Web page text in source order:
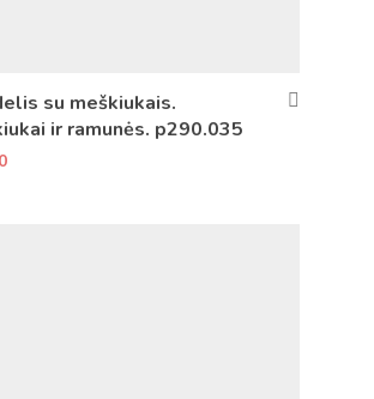
su meškiukais.
ir ramunės. p290.035